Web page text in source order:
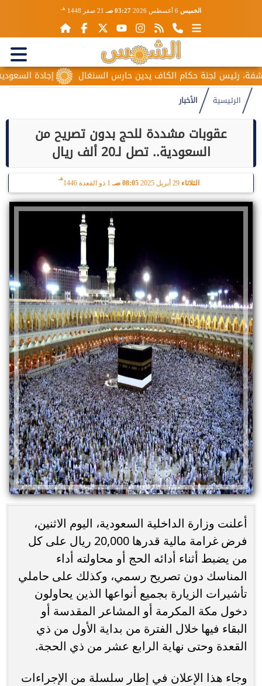
الخميس 03:27 صـ 21 صفر 1448 هـ
إجادة السعودية لجنة حكام الكاف يدين حارس السنغال
الرئيسية الأخبار
عقوبات مشددة للحج بدون تصريح من
السعودية.. تصل لـ20 ألف ريال
الثلاثاء 29 أبريل 2025 08:05 صـ 1 ذو القعدة 1446
هـ
أعلنت وزارة الداخلية السعودية، اليوم الاثنين،
فرض غرامة مالية قدرها 20,000 ريال على كل
من يضبط أثناء أدائه الحج أو محاولته أداء
المناسك دون تصريح رسمي، وكذلك على حاملي
تأشيرات الزيارة بجميع أنواعها الذين يحاولون
دخول مكة المكرمة أو المشاعر المقدسة أو
البقاء فيها خلال الفترة من بداية الأول من ذي
القعدة وحتى نهاية الرابع عشر من ذي الحجة.
وجاء هذا الإعلان في إطار سلسلة من الإجراءات